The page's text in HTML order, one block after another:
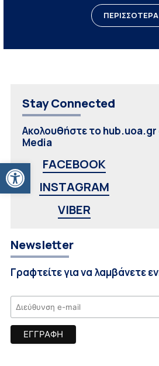
Ανοίξτε τη γραμμή εργαλείων
ΠΕΡΙΣΣΟΤΕΡΑ
Stay Connected
Ακολουθήστε το
Media
FACEBOOK
INSTAGRAM
VIBER
Newsletter
Γραφτείτε για να λαμβάνετε